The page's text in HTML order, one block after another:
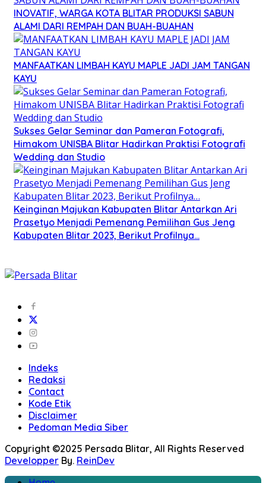
INOVATIF, WARGA KOTA BLITAR PRODUKSI SABUN
ALAMI DARI REMPAH DAN BUAH-BUAHAN
MANFAATKAN LIMBAH KAYU MAPLE JADI JAM TANGAN
KAYU
Sukses Gelar Seminar dan Pameran Fotografi,
Himakom UNISBA Blitar Hadirkan Praktisi Fotografi
Wedding dan Studio
Keinginan Majukan Kabupaten Blitar Antarkan Ari
Prasetyo Menjadi Pemenang Pemilihan Gus Jeng
Kabupaten Blitar 2023, Berikut Profilnya…
Indeks
Redaksi
Contact
Kode Etik
Disclaimer
Pedoman Media Siber
Copyright ©2025 Persada Blitar, All Rights Reserved
Developper By. ReinDev